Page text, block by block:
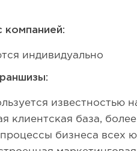
компанией:
индивидуально
известностью
клиентская база,
бизнеса всех